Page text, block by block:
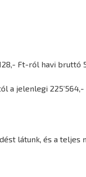
Ft-ról havi bruttó
a jelenlegi
látunk, és a teljes